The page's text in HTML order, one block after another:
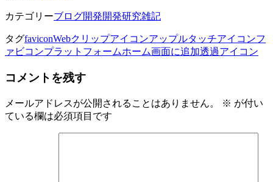
カテゴリーブログ開発開発研究雑記
タグfaviconWebクリップアイコンアップルタッチアイコンフ
ァビコンプラットフォームホーム画面に追加透過アイコン
コメントを残す
メールアドレスが公開されることはありません。 ※ が付い
ている欄は必須項目です